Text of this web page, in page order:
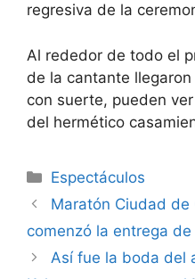
regresiva de la
Al rededor de todo el
de la cantante
con suerte, pueden
del hermético
Espectáculos
Maratón Ciudad
comenzó la entrega
Así fue la boda del